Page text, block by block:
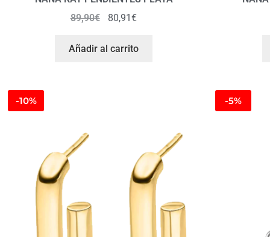
89,90€ 80,91€
Añadir al carrito
-10% -5%